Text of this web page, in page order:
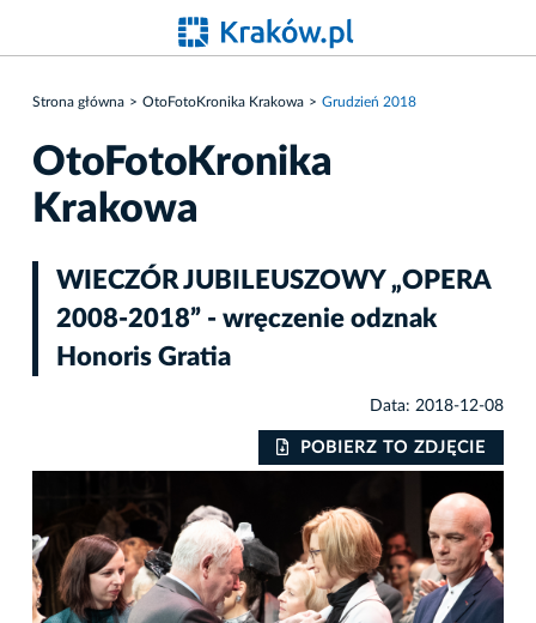
Strona główna OtoFotoKronika Krakowa Grudzień 2018
OtoFotoKronika
Krakowa
WIECZÓR JUBILEUSZOWY „OPERA
2008-2018” - wręczenie odznak
Honoris Gratia
Data: 2018-12-08
POBIERZ TO ZDJĘCIE